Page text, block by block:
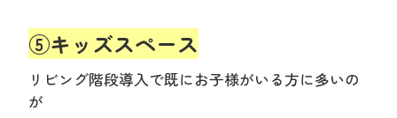
⑤キッズスペース
リビング階段導入で既にお子様がいる方に多いの
が